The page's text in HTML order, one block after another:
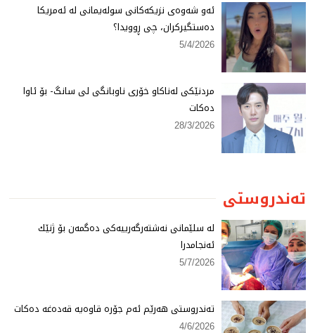
ئەو شەوەی نزیكەكانی سولەیمانی لە ئەمریكا
دەستگیركران، چی ڕوویدا؟
5/4/2026
مردنێكی لەناكاو خۆری ناوبانگی لی سانگ- بۆ ئاوا
دەكات
28/3/2026
تەندروستی
لە سلێمانی نەشتەرگەرییەكی دەگمەن بۆ ژنێك
ئەنجامدرا
5/7/2026
تەندروستی هەرێم ئەم جۆرە قاوەیە قەدەغە دەكات
4/6/2026